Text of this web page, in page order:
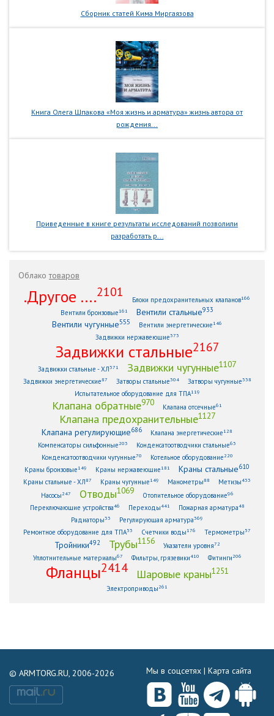
Сборник статей Кима Миргаязова
Книга Олега Шпакова «Моя жизнь и арматура» жизнь автора от
рождения...
Приведенные в книге результаты исследований позволили
разработать р...
Облакотоваров
.Другое ....2101
Блоки предохранительных клапанов166
Вентили бронзовые161 Вентили стальные933
Вентили чугунные555 Вентили энергетические146
Задвижки нержавеющие373
Задвижки стальные2167
Задвижки стальные - ХЛ371 Задвижки чугунные1107
Задвижки энергетические87 Затворы стальные304 Затворы чугунные338
Испытательное оборудование для ТПА119
Клапана обратные970 Клапана отсечные61
Клапана предохранительные1127
Клапана регулирующие686 Клапана энергетические128
Компенсаторы сильфонные 203 Конденсатоотводчики стальные63
Конденсатоотводчики чугунные70 Котельное оборудование 220
Краны бронзовые149 Краны нержавеющие181 Краны стальные610
Краны стальные - ХЛ87 Краны чугунные149 Манометры88 Метизы433
Насосы 247 Отводы1069 Отопительное оборудование96
Переключающие устройства46 Переходы441 Пожарная арматура48
Радиаторы33 Регулирующая арматура369
Ремонтное оборудование для ТПА53 Счетчики воды176 Термометры 57
Тройники492 Трубы1156 Указатели уровня72
Уплотнительные материалы67 Фильтры, грязевики410 Фитинги 206
Фланцы2414 Шаровые краны1251
Электроприводы 261
© ARMTORG.RU, 2006-2026 Мы в соцсетях | Карта сайта